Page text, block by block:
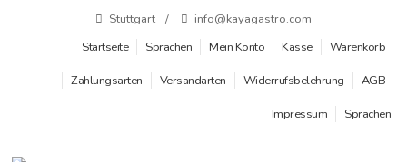
Stuttgart
info@kayagastro.com
Startseite
Sprachen Mein Konto Kasse Warenkorb
Zahlungsarten Versandarten Widerrufsbelehrung AGB
Impressum Sprachen